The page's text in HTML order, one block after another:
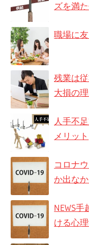
ズを満
職場に
残業は
大損の
人手不
メリット
コロナ
か出な
NEWS
ける心